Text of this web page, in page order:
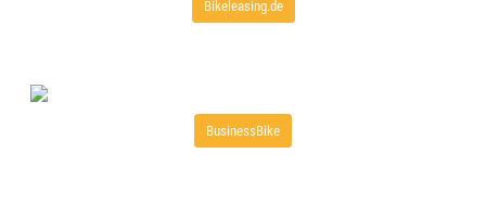
Bikeleasing.de
BusinessBike